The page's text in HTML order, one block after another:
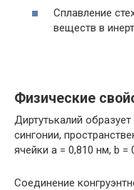
Сплавление
веществ в
Физические
Диртутькалий
сингонии,
ячейки a = 0,810 нм, b =
Соединение